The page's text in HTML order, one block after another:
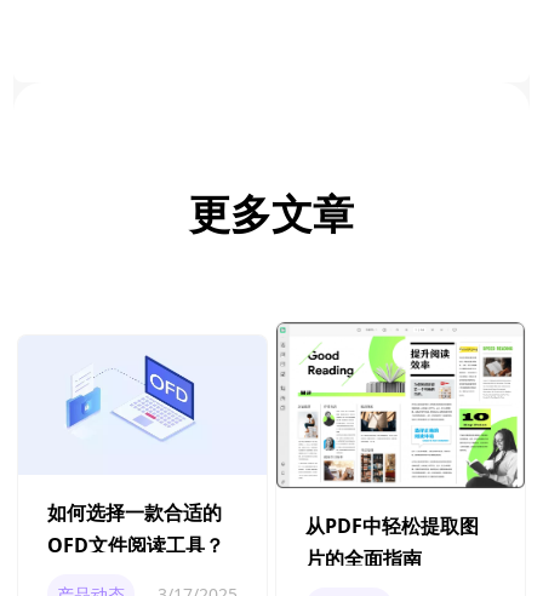
更多文章
如何选择一款合适的
OFD文件阅读工具？
从PDF中轻松提取图
片的全面指南